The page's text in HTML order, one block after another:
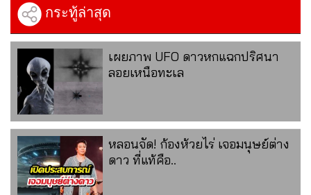
กระทู้ล่าสุด
เผยภาพ UFO ดาวหกแฉกปริศนา
ลอยเหนือทะเล
หลอนจัด! ก้องห้วยไร่ เจอมนุษย์ต่าง
ดาว ที่แท้คือ..